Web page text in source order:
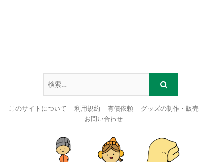
このサイトについて 利用規約 有償依頼
グッズの制作・販売
お問い合わせ
content